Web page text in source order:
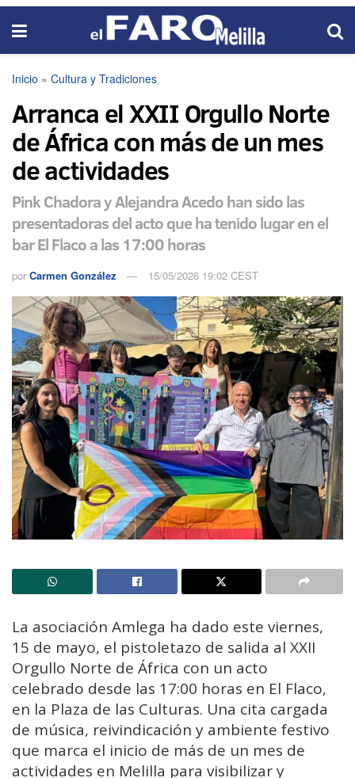
Inicio » Cultura y Tradiciones
Arranca el XXII Orgullo Norte
de África con más de un mes
de actividades
Pink Chadora y Alejandra Acedo han sido las
presentadoras del acto que ha tenido lugar en el
bar El Flaco a las 17:00 horas
por Carmen González 15/05/2026 19:02 CEST
La asociación Amlega ha dado este viernes,
15 de mayo, el pistoletazo de salida al XXII
Orgullo Norte de África con un acto
celebrado desde las 17:00 horas en El Flaco,
en la Plaza de las Culturas. Una cita cargada
de música, reivindicación y ambiente festivo
que marca el inicio de más de un mes de
actividades en Melilla para visibilizar y